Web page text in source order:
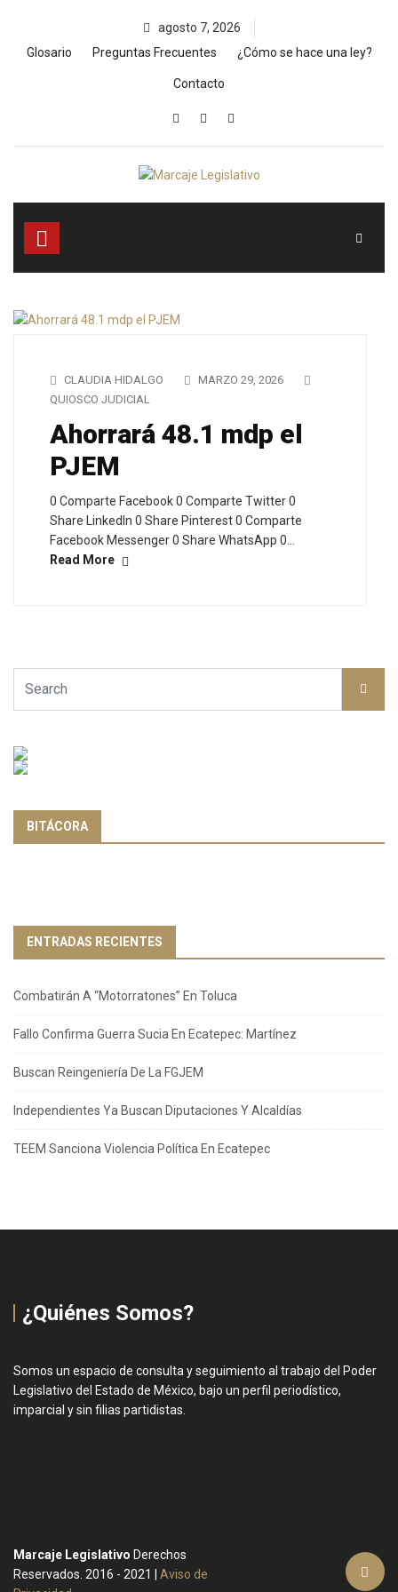
content
agosto 7, 2026
Glosario
Preguntas Frecuentes ¿Cómo se hace una ley?
Contacto
CLAUDIA HIDALGO
MARZO 29, 2026
QUIOSCO JUDICIAL
Ahorrará 48.1 mdp el
PJEM
0 Comparte Facebook 0 Comparte Twitter 0
Share LinkedIn 0 Share Pinterest 0 Comparte
Facebook Messenger 0 Share WhatsApp 0…
Read More
BITÁCORA
ENTRADAS RECIENTES
Combatirán A “Motorratones” En Toluca
Fallo Confirma Guerra Sucia En Ecatepec: Martínez
Buscan Reingeniería De La FGJEM
Independientes Ya Buscan Diputaciones Y Alcaldías
TEEM Sanciona Violencia Política En Ecatepec
¿Quiénes Somos?
Somos un espacio de consulta y seguimiento al trabajo del Poder
Legislativo del Estado de México, bajo un perfil periodístico,
imparcial y sin filias partidistas.
Marcaje Legislativo Derechos
Reservados. 2016 - 2021 | Aviso de